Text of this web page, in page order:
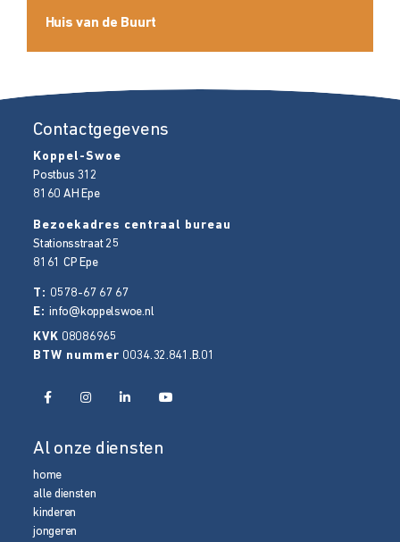
Huis van de Buurt
Contactgegevens
Koppel-Swoe
Postbus 312
8160 AH Epe
Bezoekadres centraal bureau
Stationsstraat 25
8161 CP Epe
T: 0578-67 67 67
E:info@koppelswoe.nl
KVK 08086965
BTW nummer 0034.32.841.B.01
Al onze diensten
home
alle diensten
kinderen
jongeren